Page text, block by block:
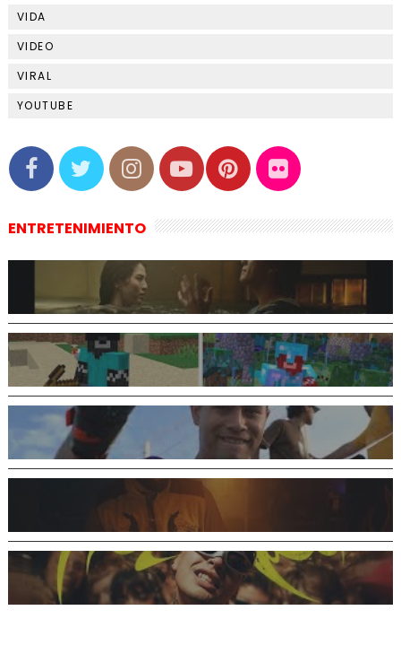
VIDA
VIDEO
VIRAL
YOUTUBE
ENTRETENIMIENTO